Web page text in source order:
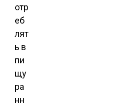
отр
еб
лят
ь в
пи
щу
ра
нн